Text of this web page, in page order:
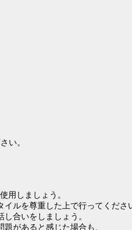
い。
用しましょう。
イルを尊重した上で行ってくださ
合いをしましょう。
あると感じた場合も、